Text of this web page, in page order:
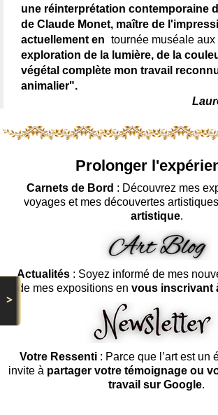
>
une réinterprétation contemporaine
de Claude Monet, maître de
actuellement en tournée muséale aux
exploration de la lumière, de la
végétal complète mon travail
animalier".
Prolonger
Carnets de Bord : Découvrez mes
voyages et mes découvertes
artistique.
Actualités : Soyez informé de mes
de mes expositions en vous inscrivant
Votre Ressenti: Parce que l’art est un
invite à partager votre témoignage ou
travail sur Google.